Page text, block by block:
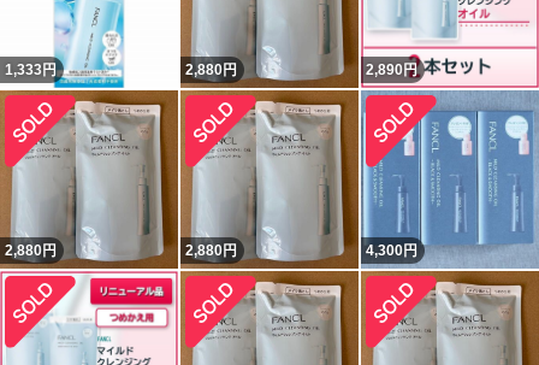
1,333円 2,880円 2,890 円
2,880円 2,880円 4,300円